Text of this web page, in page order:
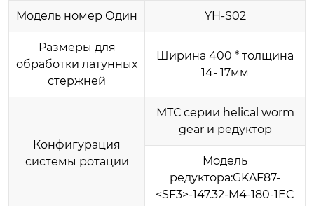
Модель номер Один YH-S02
Размеры для
обработки латунных
стержней
Ширина 400 * толщина
14- 17мм
Конфигурация
системы ротации
МТС серии helical worm
gear и редуктор
Модель
редуктора:GKAF87-
<SF3>-147.32-M4-180-1EC